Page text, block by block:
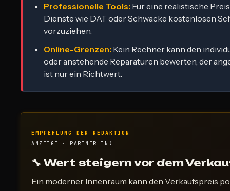
Professionelle Tools: Für eine realistische
Dienste wie DAT oder Schwacke kostenlosen
vorzuziehen.
Online-Grenzen: Kein Rechner kann den
oder anstehende Reparaturen bewerten, der
ist nur ein Richtwert.
EMPFEHLUNG DER REDAKTION
ANZEIGE · PARTNERLINK
🔧 Wert steigern vor dem
Ein moderner Innenraum kann den Verkaufspreis